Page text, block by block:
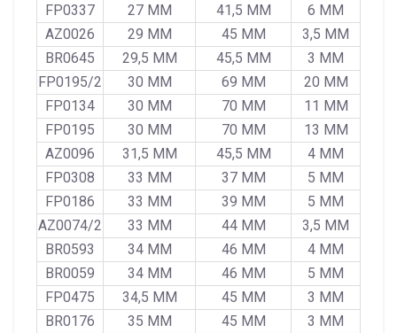
FP0337
27 MM 41,5 MM
6 MM
AZ0026
29 MM 45 MM
3,5 MM
BR0645
29,5 MM 45,5 MM
3 MM
FP0195/2
30 MM 69 MM
20 MM
FP0134
30 MM 70 MM
11 MM
FP0195
30 MM 70 MM
13 MM
AZ0096
31,5 MM 45,5 MM
4 MM
FP0308
33 MM 37 MM
5 MM
FP0186
33 MM 39 MM
5 MM
AZ0074/2
33 MM 44 MM
3,5 MM
BR0593
34 MM 46 MM
4 MM
BR0059
34 MM 46 MM
5 MM
FP0475
34,5 MM 45 MM
3 MM
BR0176
35 MM 45 MM
3 MM